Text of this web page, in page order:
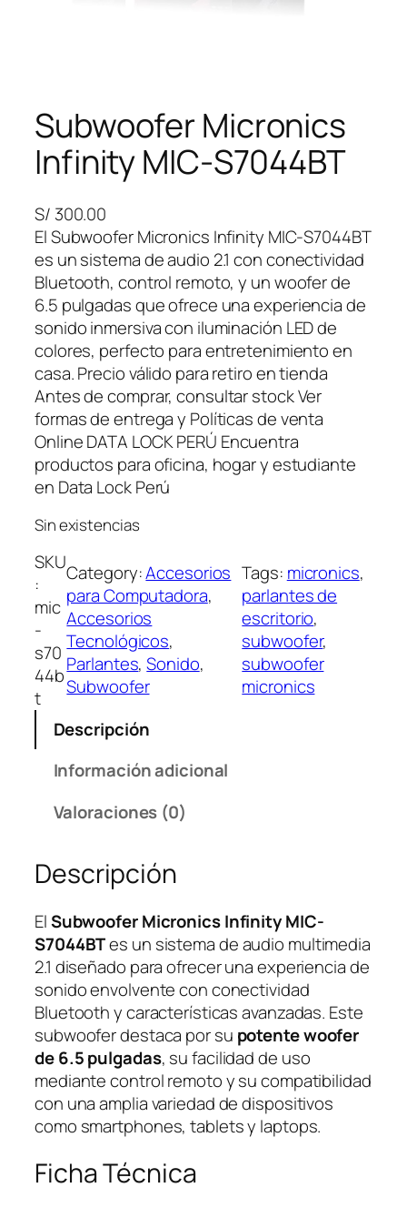
Subwoofer Micronics
Infinity MIC-S7044BT
S/ 300.00
El Subwoofer Micronics Infinity MIC-S7044BT
es un sistema de audio 2.1 con conectividad
Bluetooth, control remoto, y un woofer de
6.5 pulgadas que ofrece una experiencia de
sonido inmersiva con iluminación LED de
colores, perfecto para entretenimiento en
casa. Precio válido para retiro en tienda
Antes de comprar, consultar stock Ver
formas de entrega y Políticas de venta
Online DATA LOCK PERÚ Encuentra
productos para oficina, hogar y estudiante
en Data Lock Perú
Sin existencias
SKU
:
mic
-
s70
44b
t
Category:Accesorios
para Computadora
Accesorios
Tecnológicos
Parlantes, Sonido
Subwoofer
Tags: micronics
parlantes de
escritorio
subwoofer
subwoofer
micronics
Descripción
Información adicional
Valoraciones (0)
Descripción
ElSubwoofer Micronics Infinity MIC-
S7044BTes un sistema de audio multimedia
2.1 diseñado para ofrecer una experiencia de
sonido envolvente con conectividad
Bluetooth y características avanzadas. Este
subwoofer destaca por su potente woofer
de 6.5 pulgadas, su facilidad de uso
mediante control remoto y su compatibilidad
con una amplia variedad de dispositivos
como smartphones, tablets y laptops.
Ficha Técnica